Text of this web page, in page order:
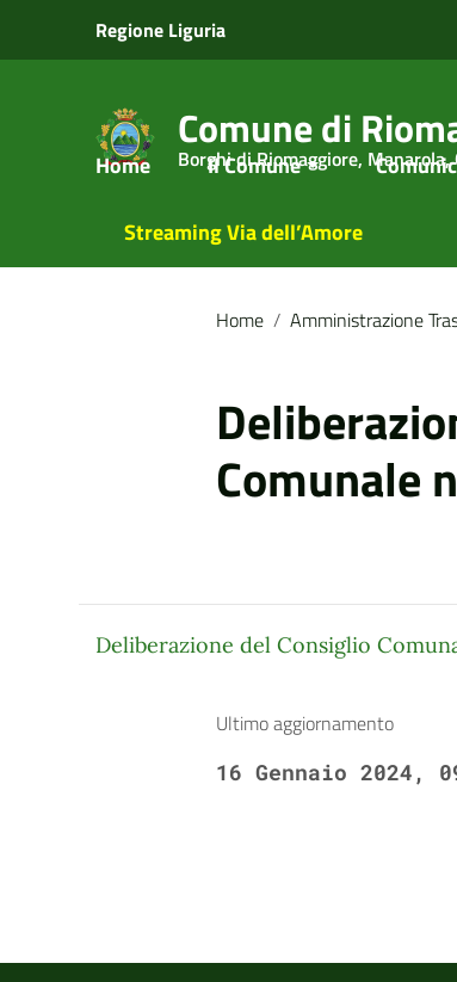
Vai ai contenuti
Vai al menu di navigazione
Regione Liguria
Comune di
Borghi di Riomaggiore,
Home Il Comune
Streaming Via dell’Amore
Home / Amministrazione
Comunale
Deliberazione del Consiglio
Ultimo aggiornamento
16 Gennaio 2024,